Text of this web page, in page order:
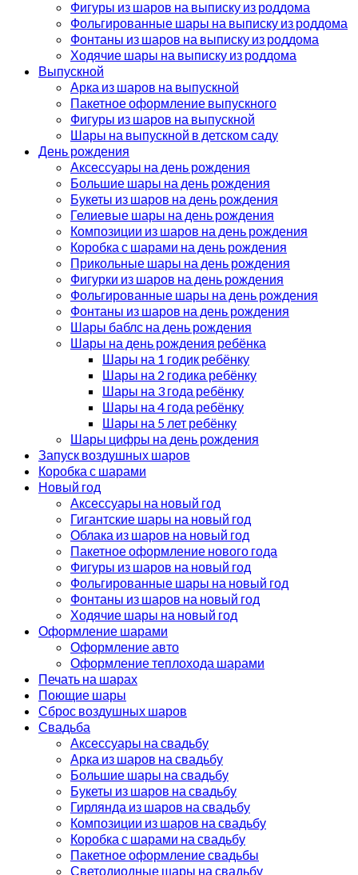
Фигуры из шаров на выписку из роддома
Фольгированные шары на выписку из роддома
Фонтаны из шаров на выписку из роддома
Ходячие шары на выписку из роддома
Выпускной
Арка из шаров на выпускной
Пакетное оформление выпускного
Фигуры из шаров на выпускной
Шары на выпускной в детском саду
День рождения
Аксессуары на день рождения
Большие шары на день рождения
Букеты из шаров на день рождения
Гелиевые шары на день рождения
Композиции из шаров на день рождения
Коробка с шарами на день рождения
Прикольные шары на день рождения
Фигурки из шаров на день рождения
Фольгированные шары на день рождения
Фонтаны из шаров на день рождения
Шары баблс на день рождения
Шары на день рождения ребёнка
Шары на 1 годик ребёнку
Шары на 2 годика ребёнку
Шары на 3 года ребёнку
Шары на 4 года ребёнку
Шары на 5 лет ребёнку
Шары цифры на день рождения
Запуск воздушных шаров
Коробка с шарами
Новый год
Аксессуары на новый год
Гигантские шары на новый год
Облака из шаров на новый год
Пакетное оформление нового года
Фигуры из шаров на новый год
Фольгированные шары на новый год
Фонтаны из шаров на новый год
Ходячие шары на новый год
Оформление шарами
Оформление авто
Оформление теплохода шарами
Печать на шарах
Поющие шары
Сброс воздушных шаров
Свадьба
Аксессуары на свадьбу
Арка из шаров на свадьбу
Большие шары на свадьбу
Букеты из шаров на свадьбу
Гирлянда из шаров на свадьбу
Композиции из шаров на свадьбу
Коробка с шарами на свадьбу
Пакетное оформление свадьбы
Светодиодные шары на свадьбу